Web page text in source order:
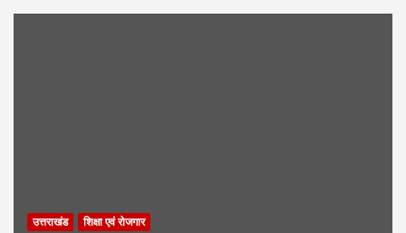
उत्तराखंड शिक्षा एवं रोजगार